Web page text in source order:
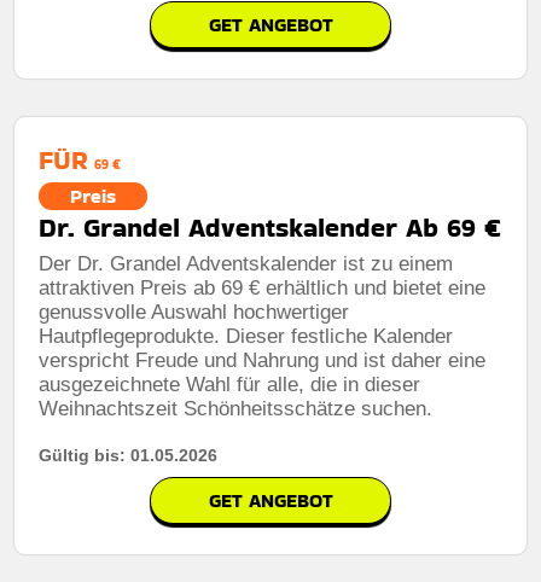
GET ANGEBOT
FÜR 69 €
Preis
Dr. Grandel Adventskalender Ab 69 €
Der Dr. Grandel Adventskalender ist zu einem
attraktiven Preis ab 69 € erhältlich und bietet eine
genussvolle Auswahl hochwertiger
Hautpflegeprodukte. Dieser festliche Kalender
verspricht Freude und Nahrung und ist daher eine
ausgezeichnete Wahl für alle, die in dieser
Weihnachtszeit Schönheitsschätze suchen.
Gültig bis: 01.05.2026
GET ANGEBOT